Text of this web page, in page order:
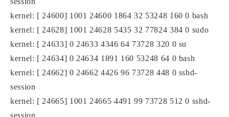
kernel: [ 24600] 1001 24600 1864 32 53248 160 0 bash
kernel: [ 24628] 1001 24628 5435 32 77824 384 0 sudo
kernel: [ 24633] 0 24633 4346 64 73728 320 0 su
kernel: [ 24634] 0 24634 1891 160 53248 64 0 bash
kernel: [ 24662] 0 24662 4426 96 73728 448 0 sshd-
session
kernel: [ 24665] 1001 24665 4491 99 73728 512 0 sshd-
session